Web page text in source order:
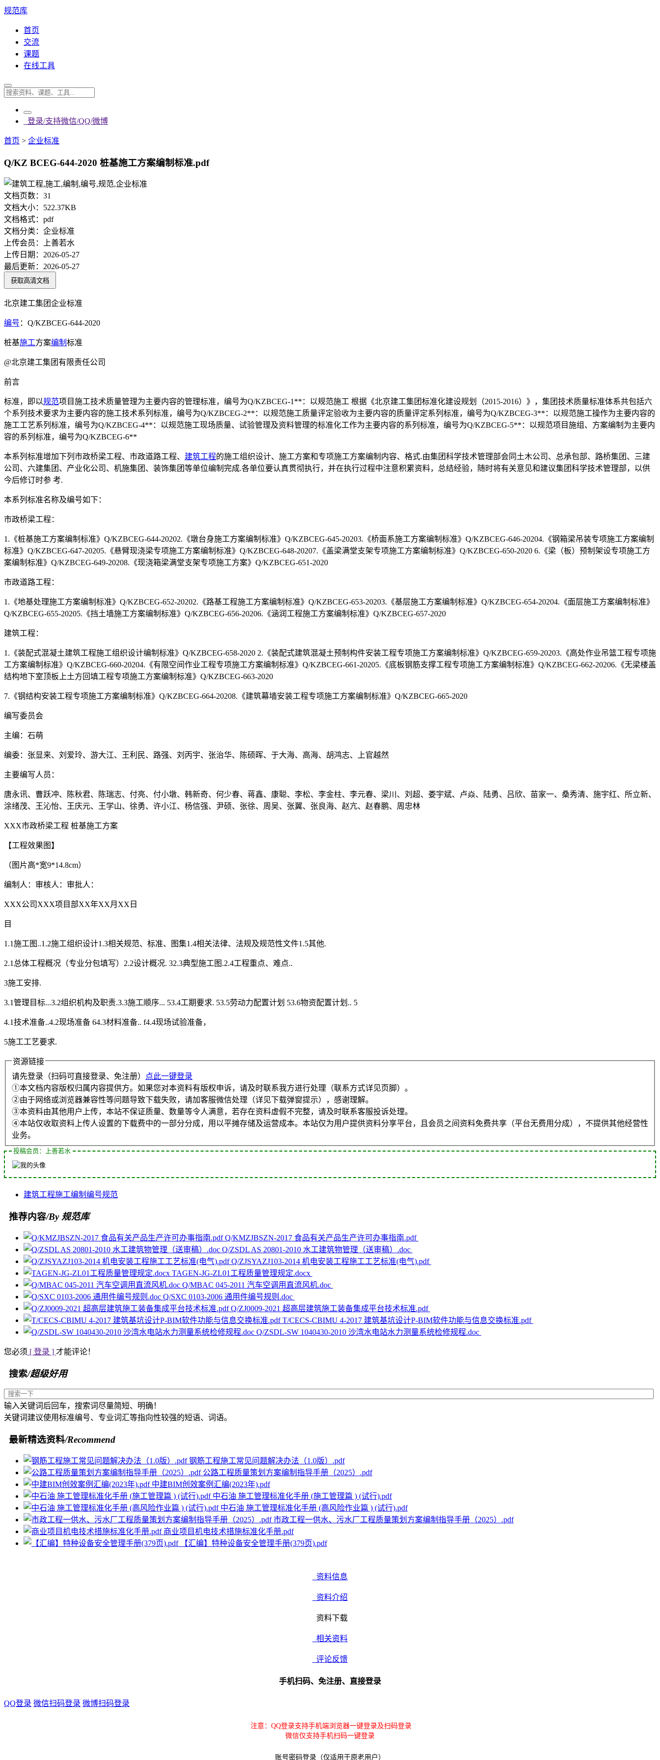
规范库
首页
交流
课题
在线工具
登录/支持微信/QQ/微博
首页 > 企业标准
Q/KZ BCEG-644-2020 桩基施工方案编制标准.pdf
文档页数： 31
文档大小： 522.37KB
文档格式： pdf
文档分类： 企业标准
上传会员： 上善若水
上传日期： 2026-05-27
最后更新： 2026-05-27
获取高清文档
北京建工集团企业标准
编号 ：Q/KZBCEG-644-2020
桩基施工方案编制 标准
@北京建工集团有限责任公司
前言
标准，即以规范项目施工技术质量管理为主要内容的管理标准，编号为Q/KZBCEG-1**：以规范施工 根据《北京建工集团标准化建设规划（2015-2016）》，集团技术质量标准体系共包括六
个系列技术要求为主要内容的施工技术系列标准，编号为Q/KZBCEG-2**：以规范施工质量评定验收为主要内容的质量评定系列标准，编号为Q/KZBCEG-3**：以规范施工操作为主要内容的
施工工艺系列标准，编号为Q/KZBCEG-4**：以规范施工现场质量、试验管理及资料管理的标准化工作为主要内容的系列标准，编号为Q/KZBCEG-5**：以规范项目施组、方案编制为主要内
容的系列标准，编号为Q/KZBCEG-6**
本系列标准增加下列市政桥梁工程、市政道路工程、 建筑工程的施工组织设计、施工方案和专项施工方案编制内容、格式.由集团科学技术管理部会同土木公司、总承包部、路桥集团、三建
公司、六建集团、产业化公司、机施集团、装饰集团等单位编制完成.各单位要认真贯彻执行，并在执行过程中注意积累资料，总结经验，随时将有关意见和建议集团科学技术管理部，以供
今后修订时参 考.
本系列标准名称及编号如下：
市政桥梁工程：
1.《桩基施工方案编制标准》Q/KZBCEG-644-20202.《墩台身施工方案编制标准》Q/KZBCEG-645-20203.《桥面系施工方案编制标准》Q/KZBCEG-646-20204.《钢箱梁吊装专项施工方案编制
标准》Q/KZBCEG-647-20205.《悬臂现浇梁专项施工方案编制标准》Q/KZBCEG-648-20207.《盖梁满堂支架专项施工方案编制标准》Q/KZBCEG-650-2020 6.《梁（板）预制架设专项施工方
案编制标准》Q/KZBCEG-649-20208.《现浇箱梁满堂支架专项施工方案》Q/KZBCEG-651-2020
市政道路工程：
1.《地基处理施工方案编制标准》Q/KZBCEG-652-20202.《路基工程施工方案编制标准》Q/KZBCEG-653-20203.《基层施工方案编制标准》Q/KZBCEG-654-20204.《面层施工方案编制标准》
Q/KZBCEG-655-20205.《挡土墙施工方案编制标准》Q/KZBCEG-656-20206.《涵润工程施工方案编制标准》Q/KZBCEG-657-2020
建筑工程：
1.《装配式混凝土建筑工程施工组织设计编制标准》Q/KZBCEG-658-2020 2.《装配式建筑混凝土预制构件安装工程专项施工方案编制标准》Q/KZBCEG-659-20203.《高处作业吊篮工程专项施
工方案编制标准》Q/KZBCEG-660-20204.《有限空间作业工程专项施工方案编制标准》Q/KZBCEG-661-20205.《底板钢筋支撑工程专项施工方案编制标准》Q/KZBCEG-662-20206.《无梁楼盖
结构地下室顶板上土方回填工程专项施工方案编制标准》Q/KZBCEG-663-2020
7.《钢结构安装工程专项施工方案编制标准》Q/KZBCEG-664-20208.《建筑幕墙安装工程专项施工方案编制标准》Q/KZBCEG-665-2020
编写委员会
主编：石萌
编委：张显来、刘爱玲、游大江、王利民、路强、刘丙宇、张治华、陈硕晖、于大海、高海、胡鸿志、上官越然
主要编写人员：
唐永讯、曹跃冲、陈秋君、陈瑞志、付亮、付小墩、韩新奇、何少春、蒋鑫、康聪、李松、李金柱、李元春、梁川、刘超、娄宇斌、卢焱、陆勇、吕欣、苗家一、桑秀清、施宇红、所立新、
涂绪茂、王沁怡、王庆元、王学山、徐勇、许小江、杨信强、尹硕、张徐、周吴、张翼、张良海、赵亢、赵春鹏、周忠林
XXX市政桥梁工程 桩基施工方案
【工程效果图】
（图片高*宽9*14.8cm）
编制人：审核人：审批人：
XXX公司XXX项目部XX年XX月XX日
目
1.1施工图..1.2施工组织设计1.3相关规范、标准、图集1.4相关法律、法规及规范性文件1.5其他.
2.1总体工程概况（专业分包填写）2.2设计概况. 32.3典型施工图.2.4工程重点、难点..
3施工安排.
3.1管理目标...3.2组织机构及职责.3.3施工顺序... 53.4工期要求. 53.5劳动力配置计划 53.6物资配置计划.. 5
4.1技术准备..4.2现场准备 64.3材料准备.. f4.4现场试验准备，
5施工工艺要求.
资源链接
请先登录（扫码可直接登录、免注册）
点此一键登录
①本文档内容版权归属内容提供方。如果您对本资料有版权申诉，请及时联系我方进行处理（联系方式详见页脚）。
②由于网络或浏览器兼容性等问题导致下载失败，请加客服微信处理（详见下载弹窗提示），感谢理解。
③本资料由其他用户上传，本站不保证质量、数量等令人满意，若存在资料虚假不完整，请及时联系客服投诉处理。
④本站仅收取资料上传人设置的下载费中的一部分分成，用以平摊存储及运营成本。本站仅为用户提供资料分享平台，且会员之间资料免费共享（平台无费用分成），不提供其他经营性
业务。
投稿会员：上善若水
建筑工程施工编制 编号规范
推荐内容/By 规范库
Q/KMZJBSZN-2017 食品有关产品生产许可办事指南.pdf
Q/ZSDL AS 20801-2010 水工建筑物管理（送审稿）.doc
Q/ZJSYAZJ103-2014 机电安装工程施工工艺标准(电气).pdf
TAGEN-JG-ZL01工程质量管理规定.docx
Q/MBAC 045-2011 汽车空调用直流风机.doc
Q/SXC 0103-2006 通用件编号规则.doc
Q/ZJ0009-2021 超高层建筑施工装备集成平台技术标准.pdf
T/CECS-CBIMU 4-2017 建筑基坑设计P-BIM软件功能与信息交换标准.pdf
Q/ZSDL-SW 1040430-2010 沙湾水电站水力测量系统检修规程.doc
您必须 [ 登录 ] 才能评论！
搜索/超级好用
输入关键词后回车，搜索词尽量简短、明确！
关键词建议使用标准编号、专业词汇等指向性较强的短语、词语。
最新精选资料/Recommend
钢筋工程施工常见问题解决办法（1.0版）.pdf
公路工程质量策划方案编制指导手册（2025）.pdf
中建BIM创效案例汇编(2023年).pdf
中石油 施工管理标准化手册 (施工管理篇 ) (试行).pdf
中石油 施工管理标准化手册 (高风险作业篇 ) (试行).pdf
市政工程一供水、污水厂工程质量策划方案编制指导手册（2025）.pdf
商业项目机电技术措施标准化手册.pdf
【汇编】特种设备安全管理手册(379页).pdf
资料信息
资料介绍
资料下载
相关资料
评论反馈
手机扫码、免注册、直接登录
QQ登录 微信扫码登录 微博扫码登录
注意：QQ登录支持手机端浏览器一键登录及扫码登录
微信仅支持手机扫码一键登录
账号密码登录（仅适用于原老用户）